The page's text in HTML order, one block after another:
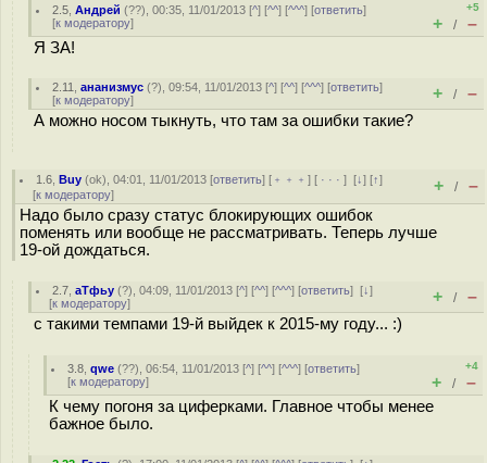
2.5 ,Андрей (??), 00:35, 11/01/2013 [^] [^^] [^^^] [ответить]
[к модератору]
+5
+ / –
Я ЗА!
2.11 ,ананизмус (?), 09:54, 11/01/2013 [^] [^^] [^^^] [ответить]
[к модератору] + / –
А можно носом тыкнуть, что там за ошибки такие?
1.6 ,Buy (ok), 04:01, 11/01/2013 [ответить] [ ﹢﹢﹢] [ · · ·][↓] [↑]
[к модератору] + / –
Надо было сразу статус блокирующих ошибок
поменять или вообще не рассматривать. Теперь лучше
19-ой дождаться.
2.7 ,аТфьу (?), 04:09, 11/01/2013 [^] [^^] [^^^] [ответить][↓]
[к модератору] + / –
с такими темпами 19-й выйдек к 2015-му году... :)
3.8 ,qwe (??), 06:54, 11/01/2013 [^] [^^] [^^^] [ответить]
[к модератору]
+4
+ / –
К чему погоня за циферками. Главное чтобы менее
бажное было.